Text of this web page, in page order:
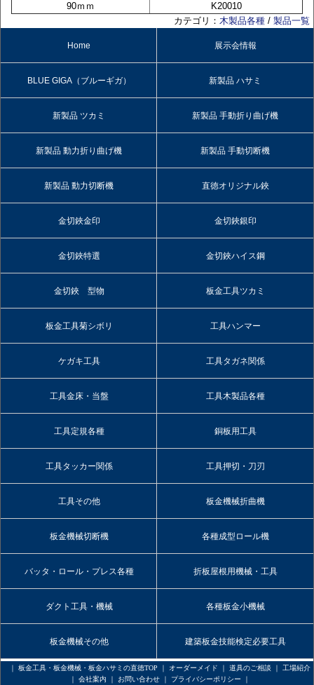
90ｍｍ
K20010
カテゴリ： 木製品各種 / 製品一覧
Home 展示会情報
BLUE GIGA（ブルーギガ） 新製品 ハサミ
新製品 ツカミ 新製品 手動折り曲げ機
新製品 動力折り曲げ機 新製品 手動切断機
新製品 動力切断機 直徳オリジナル鋏
金切鋏金印 金切鋏銀印
金切鋏特選 金切鋏ハイス鋼
金切鋏 型物 板金工具ツカミ
板金工具菊シボリ 工具ハンマー
ケガキ工具 工具タガネ関係
工具金床・当盤 工具木製品各種
工具定規各種 銅板用工具
工具タッカー関係 工具押切・刀刃
工具その他 板金機械折曲機
板金機械切断機 各種成型ロール機
バッタ・ロール・プレス各種 折板屋根用機械・工具
ダクト工具・機械 各種板金小機械
板金機械その他 建築板金技能検定必要工具
｜ 板金工具・板金機械・板金ハサミの直徳TOP ｜ オーダーメイド ｜ 道具のご相談 ｜ 工場紹介
｜ 会社案内 ｜ お問い合わせ ｜ プライバシーポリシー ｜